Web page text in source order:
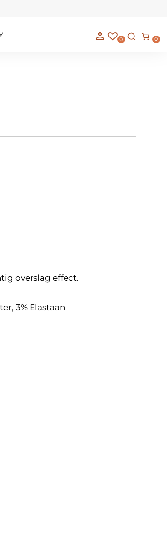
0 0
overslag effect.
3% Elastaan